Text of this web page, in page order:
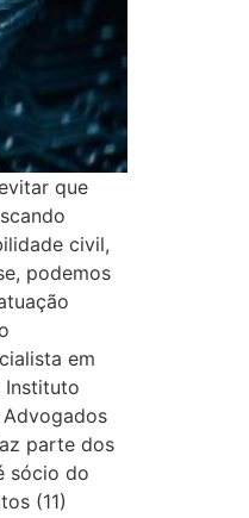
que
civil,
podemos
em
Instituto
parte dos
sócio do
(11)